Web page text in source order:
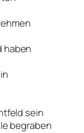
haben
sein
begraben